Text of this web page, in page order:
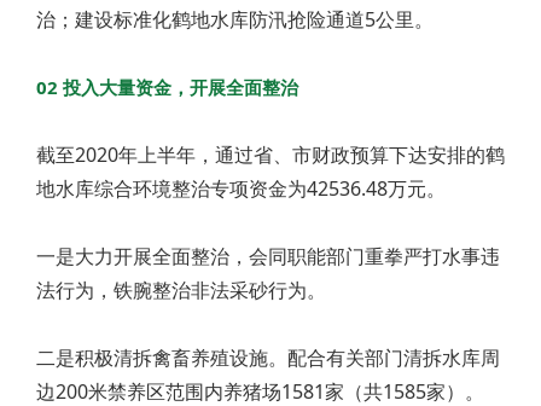
治；建设标准化鹤地水库防汛抢险通道5公里。
02 投入大量资金，开展全面整治
截至2020年上半年，通过省、市财政预算下达安排的鹤
地水库综合环境整治专项资金为42536.48万元。
一是大力开展全面整治，会同职能部门重拳严打水事违
法行为，铁腕整治非法采砂行为。
二是积极清拆禽畜养殖设施。配合有关部门清拆水库周
边200米禁养区范围内养猪场1581家（共1585家）。